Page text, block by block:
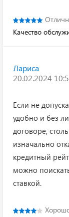
Качество
Лариса
20.02.2024
Если не
удобно и без
договоре,
изначально
кредитный
можно
ставкой.